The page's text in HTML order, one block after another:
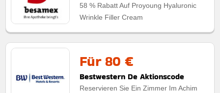
58 % Rabatt Auf Proyoung Hyaluronic
Wrinkle Filler Cream
Für 80 €
Bestwestern De Aktionscode
Reservieren Sie Ein Zimmer Im Achim